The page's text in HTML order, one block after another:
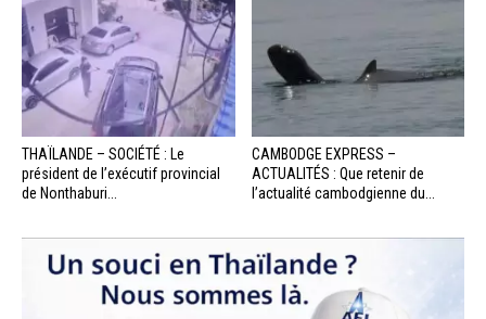
THAÏLANDE – SOCIÉTÉ : Le
président de l’exécutif provincial
de Nonthaburi...
CAMBODGE EXPRESS –
ACTUALITÉS : Que retenir de
l’actualité cambodgienne du...